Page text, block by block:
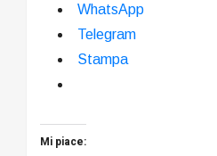
WhatsApp
Telegram
Stampa
Mi piace: